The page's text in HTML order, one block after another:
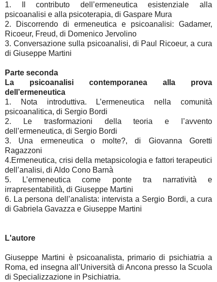
1. Il contributo dell’ermeneutica esistenziale alla
psicoanalisi e alla psicoterapia, di Gaspare Mura
2. Discorrendo di ermeneutica e psicoanalisi: Gadamer,
Ricoeur, Freud, di Domenico Jervolino
3. Conversazione sulla psicoanalisi, di Paul Ricoeur, a cura
di Giuseppe Martini
Parte seconda
La psicoanalisi contemporanea alla prova
dell’ermeneutica
1. Nota introduttiva. L’ermeneutica nella comunità
psicoanalitica, di Sergio Bordi
2. Le trasformazioni della teoria e l’avvento
dell’ermeneutica, di Sergio Bordi
3. Una ermeneutica o molte?, di Giovanna Goretti
Ragazzoni
4.Ermeneutica, crisi della metapsicologia e fattori terapeutici
dell’analisi, di Aldo Cono Barnà
5. L’ermeneutica come ponte tra narratività e
irrapresentabilità, di Giuseppe Martini
6. La persona dell’analista: intervista a Sergio Bordi, a cura
di Gabriela Gavazza e Giuseppe Martini
L'autore
Giuseppe Martini è psicoanalista, primario di psichiatria a
Roma, ed insegna all’Università di Ancona presso la Scuola
di Specializzazione in Psichiatria.